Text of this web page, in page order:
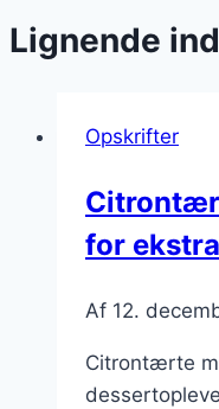
Lignende
Opskrifter
for
Af 12.
Citrontærte